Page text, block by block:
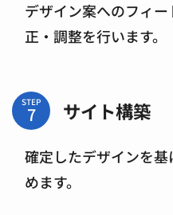
デザイン案へのフィ
正・調整を行います。
STEP サイト構築
確定したデザインを
めます。